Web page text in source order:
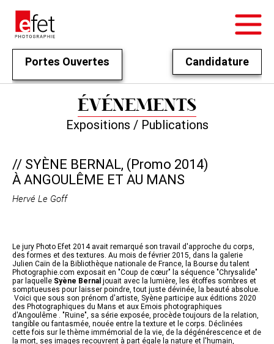
Portes Ouvertes Candidature
ÉVÉNEMENTS
Expositions / Publications
// SYÈNE BERNAL, (Promo 2014)
À ANGOULÊME ET AU MANS
Hervé Le Goff
Le jury Photo Efet 2014 avait remarqué son travail d'approche du corps,
des formes et des textures. Au mois de février 2015, dans la galerie
Julien Caïn de la Bibliothèque nationale de France, la Bourse du talent
Photographie.com exposait en "Coup de cœur" la séquence "Chrysalide"
par laquelle Syène Bernal jouait avec la lumière, les étoffes sombres et
somptueuses pour laisser poindre, tout juste dévinée, la beauté absolue.
Voici que sous son prénom d'artiste, Syène participe aux éditions 2020
des Photographiques du Mans et aux Emois photographiques
d'Angoulême . "Ruine", sa série exposée, procède toujours de la relation,
tangible ou fantasmée, nouée entre la texture et le corps. Déclinées
cette fois sur le thème immémorial de la vie, de la dégénérescence et de
la mort, ses images recouvrent à part égale la nature et l'humain,